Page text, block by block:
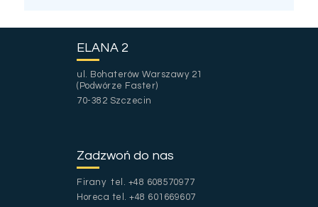
ELANA 2
ul. Bohaterów Warszawy 21
(Podwórze Faster)
70-382 Szczecin
Zadzwoń do nas
Firany tel. +48 608570977
Horeca tel. +48 601669607